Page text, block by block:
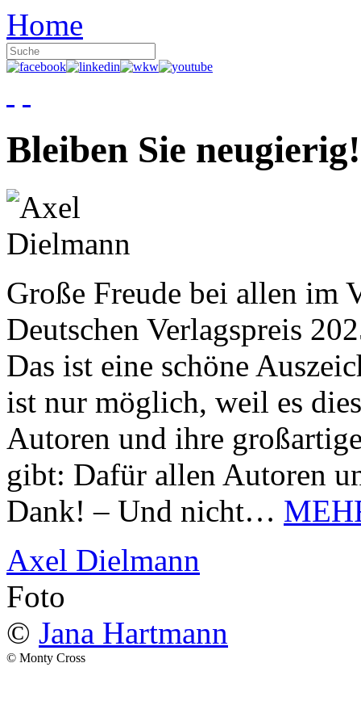
Home
Bleiben Sie neugierig!
Große Freude bei allen im
Deutschen Verlagspreis
Das ist eine schöne
ist nur möglich, weil es
Autoren und ihre
gibt: Dafür allen Autoren
Dank! – Und nicht…
Axel Dielmann
Foto
© Jana Hartmann
© Monty Cross